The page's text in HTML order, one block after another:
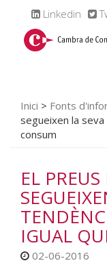
Linkedin
Inici > Fonts
segueixen la seva
consum
EL
IGUAL
02-06-2016